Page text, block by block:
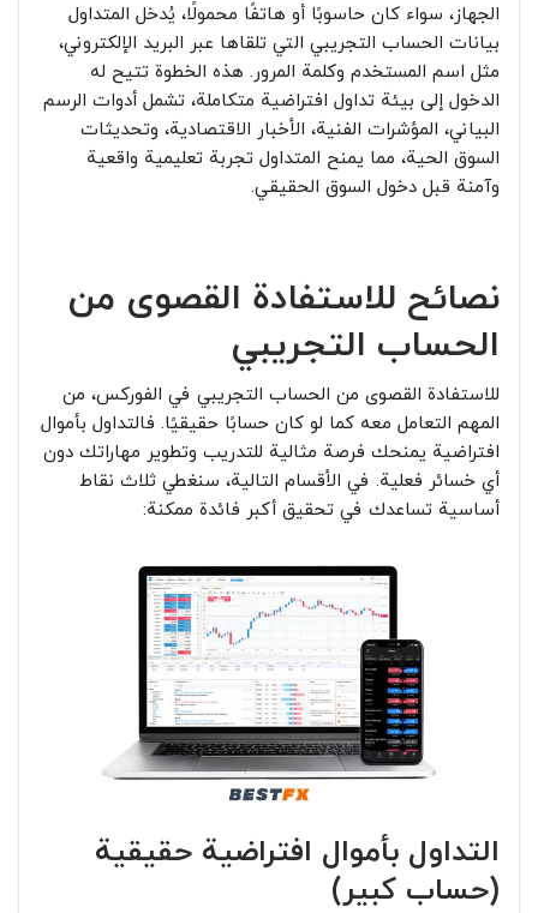
الجهاز، سواء كان حاسوبًا أو هاتفًا محمولًا، يُدخل المتداول
بيانات الحساب التجريبي التي تلقاها عبر البريد الإلكتروني،
مثل اسم المستخدم وكلمة المرور. هذه الخطوة تتيح له
الدخول إلى بيئة تداول افتراضية متكاملة، تشمل أدوات الرسم
البياني، المؤشرات الفنية، الأخبار الاقتصادية، وتحديثات
السوق الحية، مما يمنح المتداول تجربة تعليمية واقعية
وآمنة قبل دخول السوق الحقيقي.
نصائح للاستفادة القصوى من
الحساب التجريبي
للاستفادة القصوى من الحساب التجريبي في الفوركس، من
المهم التعامل معه كما لو كان حسابًا حقيقيًا. فالتداول بأموال
افتراضية يمنحك فرصة مثالية للتدريب وتطوير مهاراتك دون
أي خسائر فعلية. في الأقسام التالية، سنغطي ثلاث نقاط
أساسية تساعدك في تحقيق أكبر فائدة ممكنة:
التداول بأموال افتراضية حقيقية
(حساب كبير)